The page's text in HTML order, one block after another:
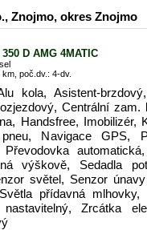
Znojmo, okres Znojmo
D AMG 4MATIC
poč.dv.: 4-dv.
kola, Asistent-
Centrální
Handsfree, Imobilizér,
Navigace GPS,
výškově, Sedadla
světel, Senzor
přídavná mlhovky,
Zrcátka